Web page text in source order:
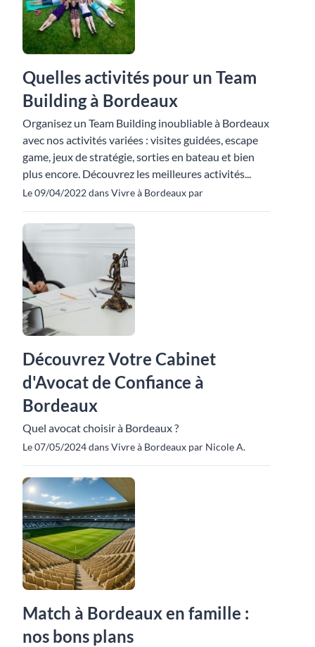
Quelles activités pour un Team
Building à Bordeaux
Organisez un Team Building inoubliable à Bordeaux
avec nos activités variées : visites guidées, escape
game, jeux de stratégie, sorties en bateau et bien
plus encore. Découvrez les meilleures activités...
Le 09/04/2022 dans Vivre à Bordeaux par
Découvrez Votre Cabinet
d'Avocat de Confiance à
Bordeaux
Quel avocat choisir à Bordeaux ?
Le 07/05/2024 dans Vivre à Bordeaux par Nicole A.
Match à Bordeaux en famille :
nos bons plans